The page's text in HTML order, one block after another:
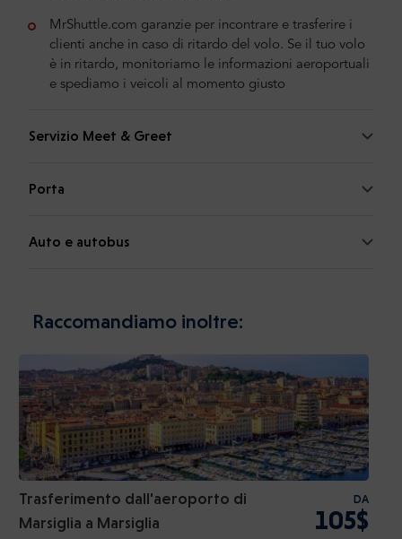
MrShuttle.com garanzie per incontrare e trasferire i
clienti anche in caso di ritardo del volo. Se il tuo volo
è in ritardo, monitoriamo le informazioni aeroportuali
e spediamo i veicoli al momento giusto
Servizio Meet & Greet
Porta
Auto e autobus
Raccomandiamo inoltre:
Trasferimento dall'aeroporto di
Marsiglia a Marsiglia
DA
105$